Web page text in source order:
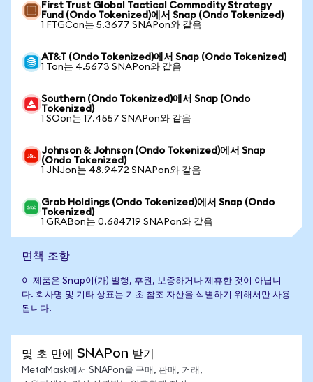
First Trust Global Tactical Commodity Strategy
Fund (Ondo Tokenized)에서 Snap (Ondo Tokenized)
1 FTGCon는 5.3677 SNAPon와 같음
AT&T (Ondo Tokenized)에서 Snap (Ondo Tokenized)
1 Ton는 4.5673 SNAPon와 같음
Southern (Ondo Tokenized)에서 Snap (Ondo
Tokenized)
1 SOon는 17.4557 SNAPon와 같음
Johnson & Johnson (Ondo Tokenized)에서 Snap
(Ondo Tokenized)
1 JNJon는 48.9472 SNAPon와 같음
Grab Holdings (Ondo Tokenized)에서 Snap (Ondo
Tokenized)
1 GRABon는 0.684719 SNAPon와 같음
면책 조항
이 제품은 Snap이(가) 발행, 후원, 보증하거나 제휴한 것이 아닙니
다. 회사명 및 기타 상표는 기초 참조 자산을 식별하기 위해서만 사용
됩니다.
몇 초 만에 SNAPon 받기
MetaMask에서 SNAPon을 구매, 판매, 거래,